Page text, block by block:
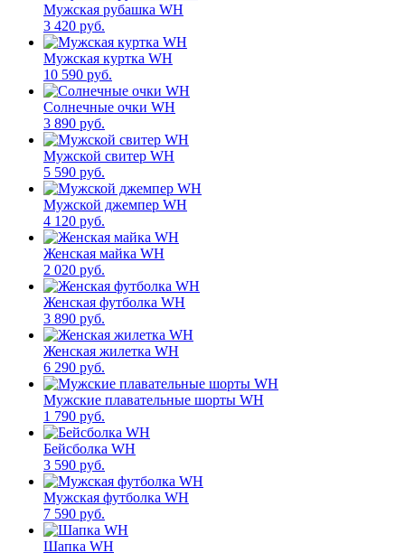
Мужская рубашка WH
3 420 руб.
Мужская куртка WH
10 590 руб.
Солнечные очки WH
3 890 руб.
Мужской свитер WH
5 590 руб.
Мужской джемпер WH
4 120 руб.
Женская майка WH
2 020 руб.
Женская футболка WH
3 890 руб.
Женская жилетка WH
6 290 руб.
Мужские плавательные шорты WH
1 790 руб.
Бейсболка WH
3 590 руб.
Мужская футболка WH
7 590 руб.
Шапка WH